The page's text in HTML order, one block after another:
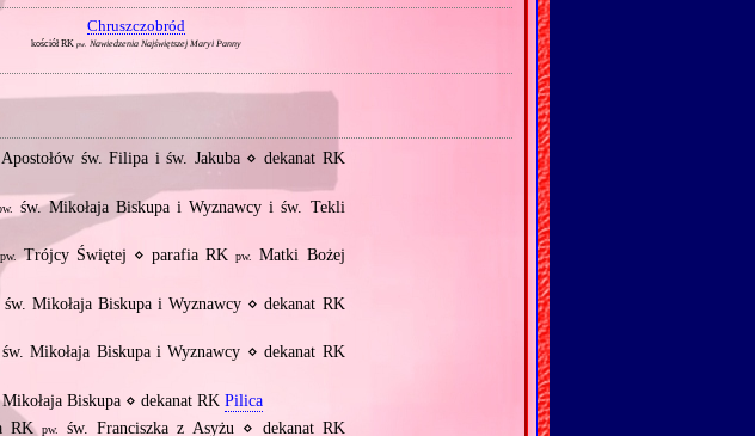
Chruszczobród
kościół RK pw.Nawiedzenia Najświętszej Maryi Panny
Apostołów św. Filipa i św. Jakuba ⋄ dekanat RK
św. Mikołaja Biskupa i Wyznawcy i św. Tekli
pw. Trójcy Świętej ⋄ parafia RKpw.
Matki Bożej
św. Mikołaja Biskupa i Wyznawcy ⋄ dekanat RK
św. Mikołaja Biskupa i Wyznawcy ⋄ dekanat RK
Mikołaja Biskupa ⋄ dekanat RK Pilica
RKpw.
św. Franciszka z Asyżu ⋄ dekanat RK